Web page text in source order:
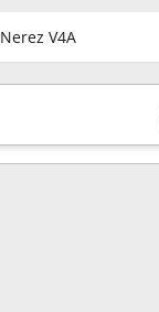
Nerez V4A